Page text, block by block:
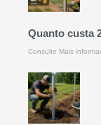
Quanto custa
Consulte Mais